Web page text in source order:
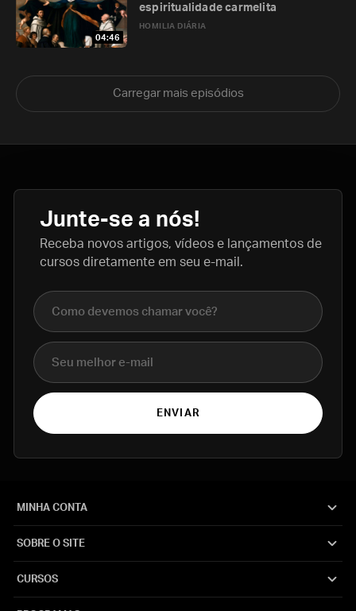
04:46
HOMILIA DIÁRIA
espiritualidade carmelita
Carregar mais episódios
Junte-se a nós!
Receba novos artigos, vídeos e lançamentos de
cursos diretamente em seu e-mail.
Nome completo
E-mail
ENVIAR
MINHA CONTA
SOBRE O SITE
CURSOS